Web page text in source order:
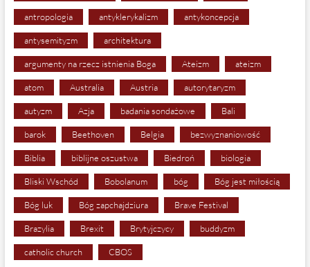
antropologia antyklerykalizm antykoncepcja
antysemityzm architektura
argumenty na rzecz istnienia Boga Ateizm ateizm
atom Australia Austria autorytaryzm
autyzm Azja badania sondażowe Bali
barok Beethoven Belgia bezwyznaniowość
Biblia biblijne oszustwa Biedroń biologia
Bliski Wschód Bobolanum bóg Bóg jest miłością
Bóg luk Bóg zapchajdziura Brave Festival
Brazylia Brexit Brytyjczycy buddyzm
catholic church CBOS